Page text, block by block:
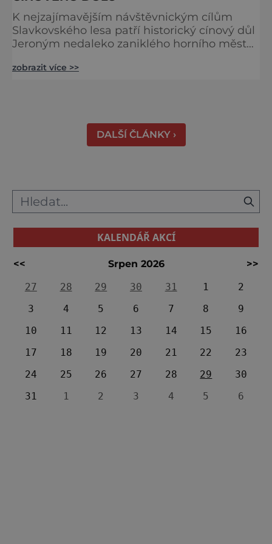
K nejzajímavějším návštěvnickým cílům
Slavkovského lesa patří historický cínový důl
Jeroným nedaleko zaniklého horního města
středověku. Národní kulturní památka je
práci tehdejších horníků. [gallery
ids="91631,91630,91632,91633,91634,91635,9
zobrazit více >>
DALŠÍ ČLÁNKY ›
KALENDÁŘ AKCÍ
<< Srpen 2026
>>
27
28 29 30 31 1
2
3
4 5 6 7 8
9
10
11 12 13 14 15
16
17
18 19 20 21 22
23
24
25 26 27 28 29
30
31
1 2 3 4 5 6